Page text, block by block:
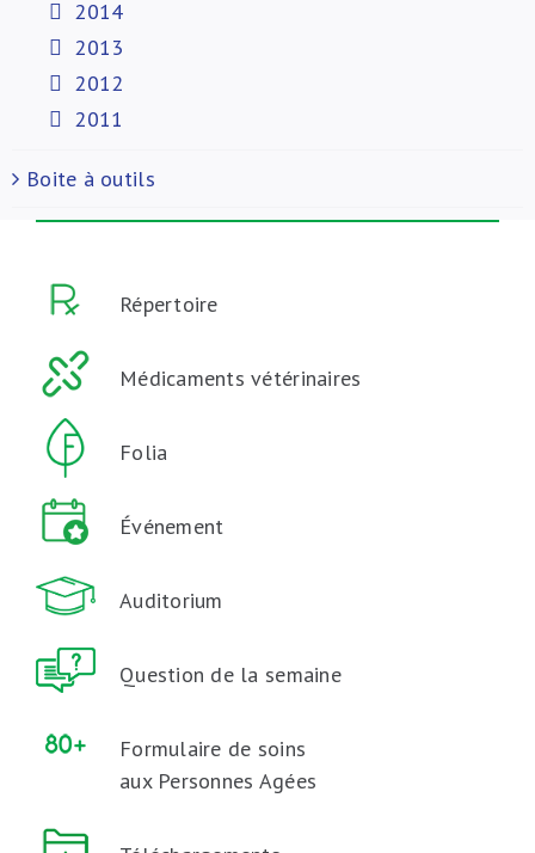
2014
2013
2012
2011
Boite à outils
Répertoire
Médicaments vétérinaires
Folia
Événement
Auditorium
Question de la semaine
Formulaire de soins
aux Personnes Agées